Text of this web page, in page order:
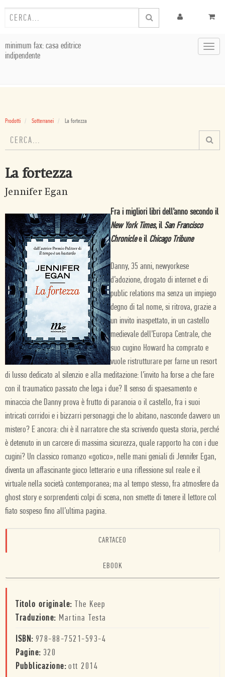
minimum fax: casa editrice
indipendente
Prodotti Sotterranei La fortezza
La fortezza
Jennifer Egan
Fra i migliori libri dell’anno secondo il
New York Times, il San Francisco
Chroniclee il Chicago Tribune
Danny, 35 anni, newyorkese
d’adozione, drogato di internet e di
public relations ma senza un impiego
degno di tal nome, si ritrova, grazie a
un invito inaspettato, in un castello
medievale dell’Europa Centrale, che
suo cugino Howard ha comprato e
vuole ristrutturare per farne un resort
di lusso dedicato al silenzio e alla meditazione: l’invito ha forse a che fare
con il traumatico passato che lega i due? Il senso di spaesamento e
minaccia che Danny prova è frutto di paranoia o il castello, fra i suoi
intricati corridoi e i bizzarri personaggi che lo abitano, nasconde davvero un
mistero? E ancora: chi è il narratore che sta scrivendo questa storia, perché
è detenuto in un carcere di massima sicurezza, quale rapporto ha con i due
cugini? Un classico romanzo «gotico», nelle mani geniali di Jennifer Egan,
diventa un affascinante gioco letterario e una riflessione sul reale e il
virtuale nella società contemporanea; ma al tempo stesso, fra atmosfere da
ghost story e sorprendenti colpi di scena, non smette di tenere il lettore col
fiato sospeso fino all’ultima pagina.
CARTACEO
EBOOK
Titolo originale: The Keep
Traduzione: Martina Testa
ISBN: 978-88-7521-593-4
Pagine: 320
Pubblicazione: ott 2014